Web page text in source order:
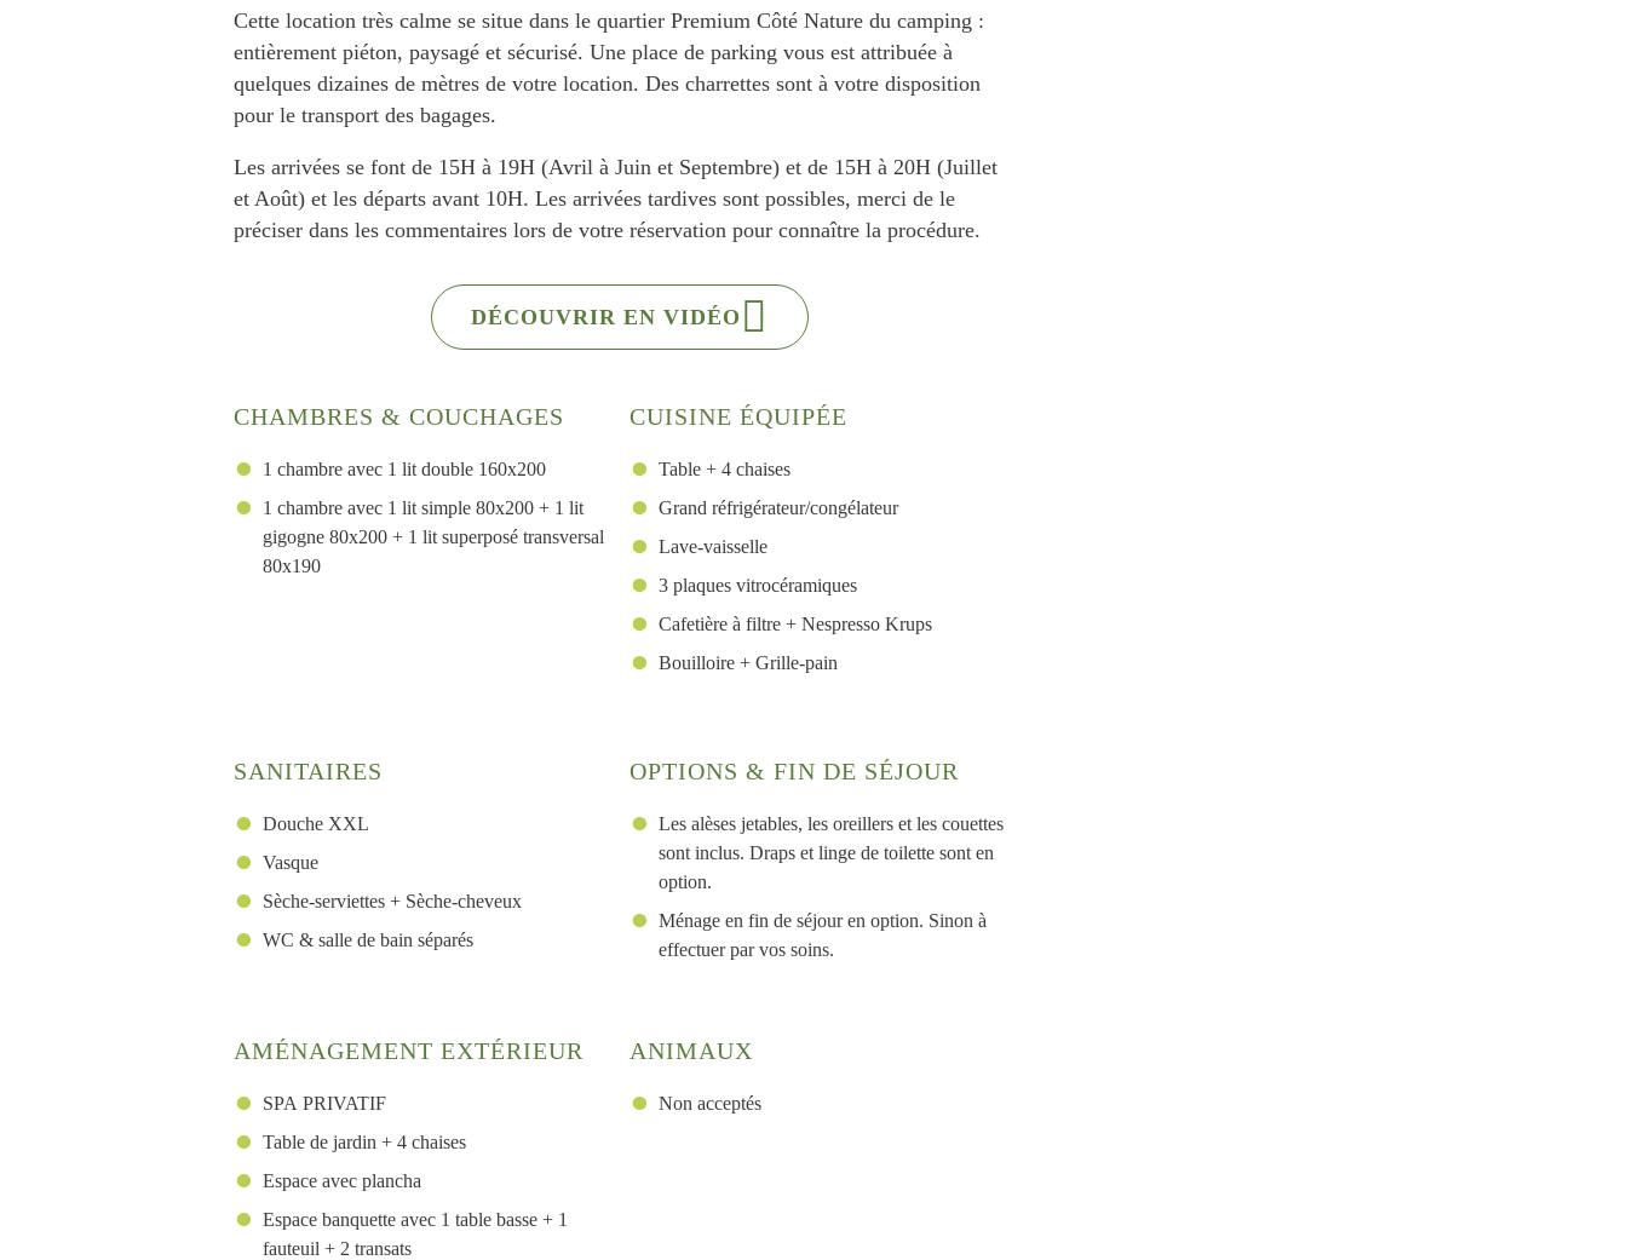
Cette location très calme se situe dans le quartier Premium Côté Nature du camping :
entièrement piéton, paysagé et sécurisé. Une place de parking vous est attribuée à
quelques dizaines de mètres de votre location. Des charrettes sont à votre disposition
pour le transport des bagages.
Les arrivées se font de 15H à 19H (Avril à Juin et Septembre) et de 15H à 20H (Juillet
et Août) et les départs avant 10H. Les arrivées tardives sont possibles, merci de le
préciser dans les commentaires lors de votre réservation pour connaître la procédure.
DÉCOUVRIR EN VIDÉO
CHAMBRES & COUCHAGES
1 chambre avec 1 lit double 160x200
1 chambre avec 1 lit simple 80x200 + 1 lit
gigogne 80x200 + 1 lit superposé transversal
80x190
CUISINE ÉQUIPÉE
Table + 4 chaises
Grand réfrigérateur/congélateur
Lave-vaisselle
3 plaques vitrocéramiques
Cafetière à filtre + Nespresso Krups
Bouilloire + Grille-pain
SANITAIRES
Douche XXL
Vasque
Sèche-serviettes + Sèche-cheveux
WC & salle de bain séparés
OPTIONS & FIN DE SÉJOUR
Les alèses jetables, les oreillers et les couettes
sont inclus. Draps et linge de toilette sont en
option.
Ménage en fin de séjour en option. Sinon à
effectuer par vos soins.
AMÉNAGEMENT EXTÉRIEUR
SPA PRIVATIF
Table de jardin + 4 chaises
Espace avec plancha
Espace banquette avec 1 table basse + 1
fauteuil + 2 transats
ANIMAUX
Non acceptés